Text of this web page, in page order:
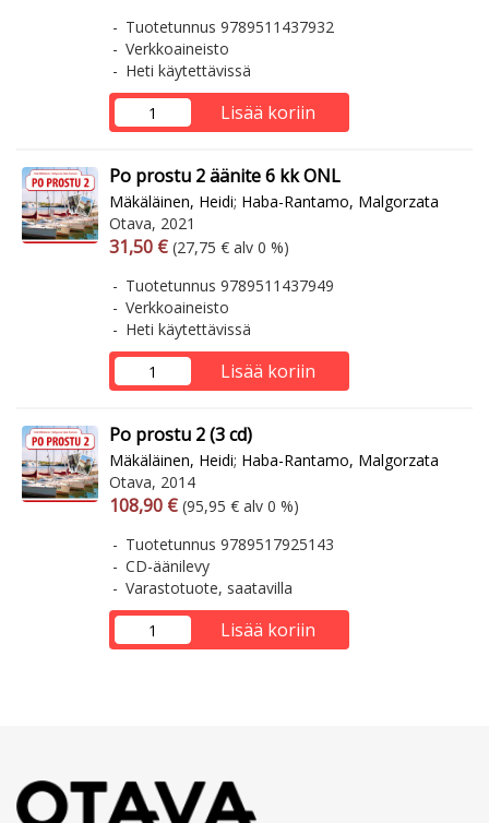
Tuotetunnus 9789511437932
Verkkoaineisto
Heti käytettävissä
Lisää koriin
Po prostu 2 äänite 6 kk ONL
Mäkäläinen, Heidi; Haba-Rantamo, Malgorzata
Otava, 2021
Arvonlisäverollinen hinta
31,50 € Arvonlisäveroton hinta
(27,75 € alv 0 %)
Tuotetunnus 9789511437949
Verkkoaineisto
Heti käytettävissä
Lisää koriin
Po prostu 2 (3 cd)
Mäkäläinen, Heidi; Haba-Rantamo, Malgorzata
Otava, 2014
Arvonlisäverollinen hinta
108,90 € Arvonlisäveroton hinta
(95,95 € alv 0 %)
Tuotetunnus 9789517925143
CD-äänilevy
Varastotuote, saatavilla
Lisää koriin